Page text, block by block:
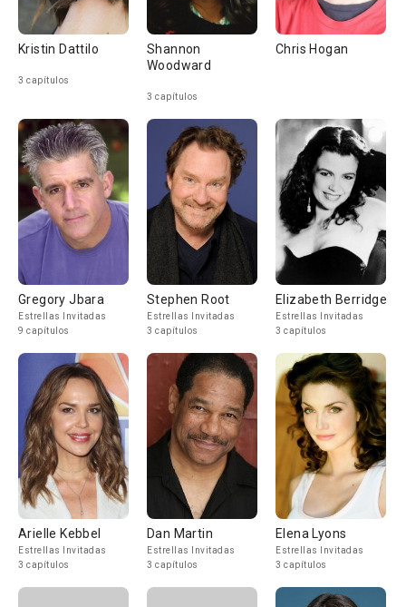
Kristin Dattilo
3 capítulos
Shannon
Woodward
3 capítulos
Chris Hogan
Gregory Jbara
Estrellas Invitadas
9 capítulos
Stephen Root
Estrellas Invitadas
3 capítulos
Elizabeth Berridge
Estrellas Invitadas
3 capítulos
Arielle Kebbel
Estrellas Invitadas
3 capítulos
Dan Martin
Estrellas Invitadas
3 capítulos
Elena Lyons
Estrellas Invitadas
3 capítulos